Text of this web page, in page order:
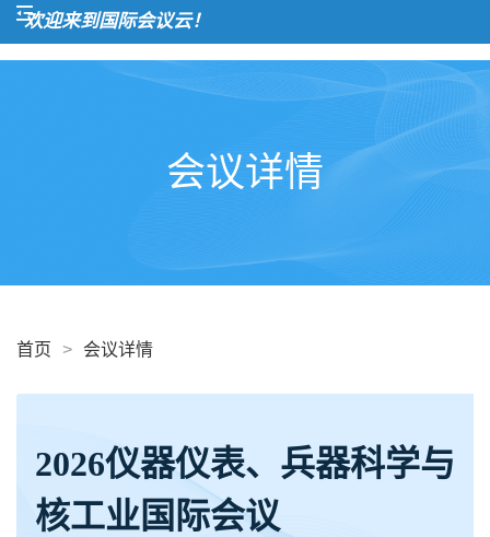
迎来到国际会议云！
会议详情
首页 > 会议详情
2026仪器仪表、兵器科学与
核工业国际会议